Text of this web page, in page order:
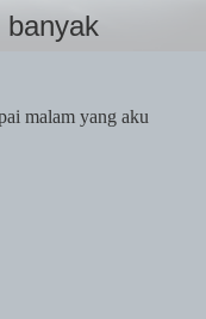
banyak
malam yang aku